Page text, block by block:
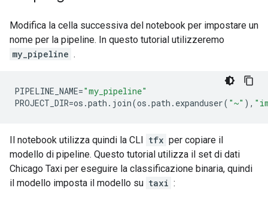
Modifica la cella successiva del notebook per impostare un
nome per la pipeline. In questo tutorial utilizzeremo
my_pipeline .
PIPELINE_NAME="my_pipeline"
PROJECT_DIR=os .path . join(os .path . expanduser( "~" ),
Il notebook utilizza quindi la CLI tfx per copiare il
modello di pipeline. Questo tutorial utilizza il set di dati
Chicago Taxi per eseguire la classificazione binaria, quindi
il modello imposta il modello su taxi :